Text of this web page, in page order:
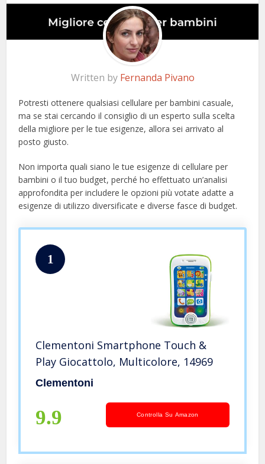
Written by Fernanda Pivano
Potresti ottenere qualsiasi cellulare per bambini casuale,
ma se stai cercando il consiglio di un esperto sulla scelta
della migliore per le tue esigenze, allora sei arrivato al
posto giusto.
Non importa quali siano le tue esigenze di cellulare per
bambini o il tuo budget, perché ho effettuato un’analisi
approfondita per includere le opzioni più votate adatte a
esigenze di utilizzo diversificate e diverse fasce di budget.
1
Clementoni Smartphone Touch &
Play Giocattolo, Multicolore, 14969
Clementoni
9.9 Controlla Su Amazon